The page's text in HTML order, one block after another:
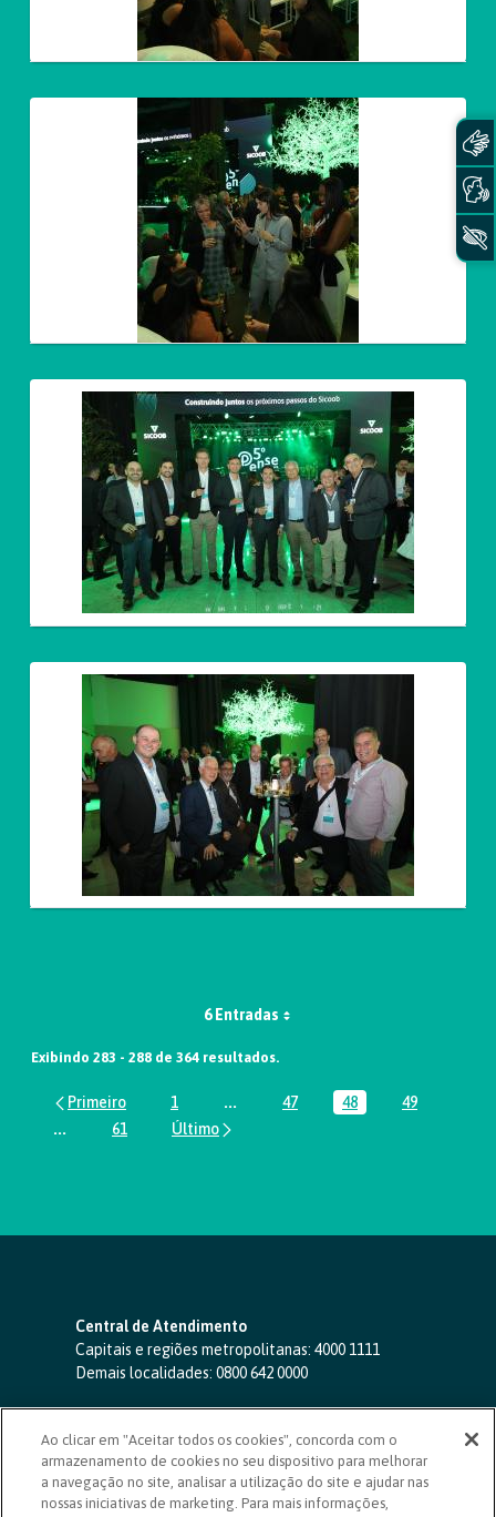
6 Entradas
Exibindo 283 - 288 de 364 resultados.
Página
1 ...Páginas intermediárias Usar ABA
Página
47 Página
48 Página
49
...Páginas intermediárias Usar ABA para navegar.
Página
61
Central de Atendimento
Capitais e regiões metropolitanas: 4000 1111
Demais localidades: 0800 642 0000
SAC 24 horas-0800 724 4420
Ouvidoria
0800 725 0996
(de segunda a sexta, das 8h às 20h)
ouvidoriasicoob.com.br
Ao clicar em "Aceitar todos os cookies", concorda com o
armazenamento de cookies no seu dispositivo para melhorar
a navegação no site, analisar a utilização do site e ajudar nas
nossas iniciativas de marketing. Para mais informações,